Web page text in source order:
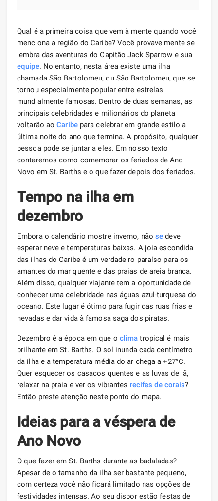
Qual é a primeira coisa que vem à mente quando você
menciona a região do Caribe? Você provavelmente se
lembra das aventuras do Capitão Jack Sparrow e sua
equipe. No entanto, nesta área existe uma ilha
chamada São Bartolomeu, ou São Bartolomeu, que se
tornou especialmente popular entre estrelas
mundialmente famosas. Dentro de duas semanas, as
principais celebridades e milionários do planeta
voltarão aoCaribepara celebrar em grande estilo a
última noite do ano que termina. A propósito, qualquer
pessoa pode se juntar a eles. Em nosso texto
contaremos como comemorar os feriados de Ano
Novo em St. Barths e o que fazer depois dos feriados.
Tempo na ilha em
dezembro
Embora o calendário mostre inverno, não se deve
esperar neve e temperaturas baixas. A joia escondida
das ilhas do Caribe é um verdadeiro paraíso para os
amantes do mar quente e das praias de areia branca.
Além disso, qualquer viajante tem a oportunidade de
conhecer uma celebridade nas águas azul-turquesa do
oceano. Este lugar é ótimo para fugir das ruas frias e
nevadas e dar vida à famosa saga dos piratas.
Dezembro é a época em que o clima tropical é mais
brilhante em St. Barths. O sol inunda cada centímetro
da ilha e a temperatura média do ar chega a +27°C.
Quer esquecer os casacos quentes e as luvas de lã,
relaxar na praia e ver os vibrantes recifes de corais?
Então preste atenção neste ponto do mapa.
Ideias para a véspera de
Ano Novo
O que fazer em St. Barths durante as badaladas?
Apesar de o tamanho da ilha ser bastante pequeno,
com certeza você não ficará limitado nas opções de
festividades intensas. Ao seu dispor estão festas de